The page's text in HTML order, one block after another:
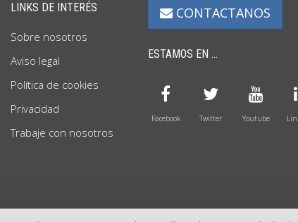
LINKS DE INTERÉS
Sobre nosotros
Aviso legal
Política de cookies
Privacidad
Trabaje con nosotros
CONTACTANOS
ESTAMOS EN ...
Facebook Twitter Youtube